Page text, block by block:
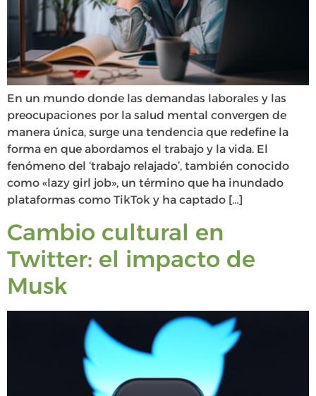
En un mundo donde las demandas laborales y las
preocupaciones por la salud mental convergen de
manera única, surge una tendencia que redefine la
forma en que abordamos el trabajo y la vida. El
fenómeno del ‘trabajo relajado’, también conocido
como «lazy girl job», un término que ha inundado
plataformas como TikTok y ha captado […]
Cambio cultural en
Twitter: el impacto de
Musk